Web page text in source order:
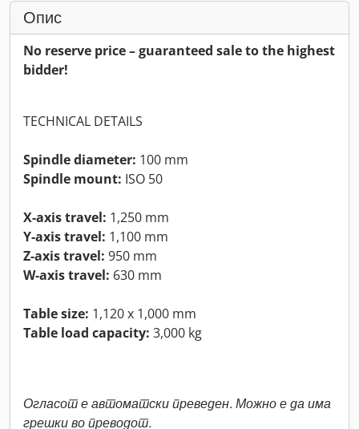
Опис
No reserve price – guaranteed sale to the highest
bidder!
TECHNICAL DETAILS
Spindle diameter: 100 mm
Spindle mount: ISO 50
X-axis travel: 1,250 mm
Y-axis travel: 1,100 mm
Z-axis travel: 950 mm
W-axis travel: 630 mm
Table size: 1,120 x 1,000 mm
Table load capacity: 3,000 kg
Огласот е автоматски преведен. Можно е да има
грешки во преводот.